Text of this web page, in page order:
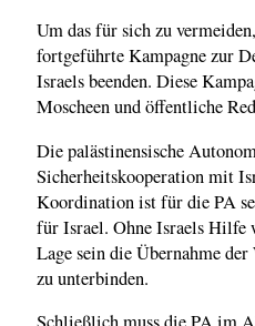
Um das für sich zu
fortgeführte Kampagne zur
Israels beenden. Diese
Moscheen und öffentliche
Die palästinensische
Sicherheitskooperation mit
Koordination ist für die PA
für Israel. Ohne Israels
Lage sein die Übernahme
zu unterbinden.